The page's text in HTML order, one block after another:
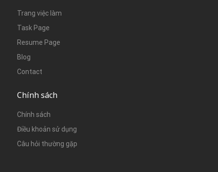
Trang việc làm
Task Page
Resume Page
Blog
Contact
Chính sách
Chính sách
Điều khoản sử dụng
Câu hỏi thường gặp